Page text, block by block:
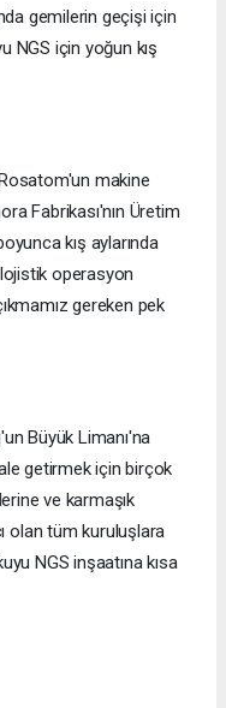
gemilerin geçişi için
NGS için yoğun kış
makine
Fabrikası'nın Üretim
kış aylarında
operasyon
gereken pek
Büyük Limanı'na
getirmek için birçok
ve karmaşık
olan tüm kuruluşlara
NGS inşaatına kısa